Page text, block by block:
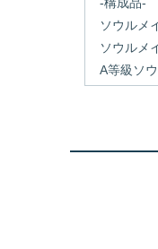
ソウルメ
ソウルメ
A等級ソ